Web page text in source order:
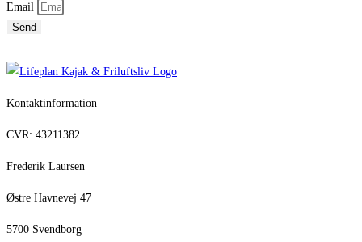
Email
Send
Kontaktinformation
CVR: 43211382
Frederik Laursen
Østre Havnevej 47
5700 Svendborg